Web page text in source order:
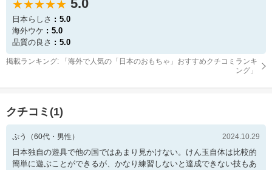
★★★★★ 5.0
日本らしさ
5.0
海外ウケ
5.0
品質の良さ
5.0
掲載ランキング: 「 海外で人気の「日本のおもちゃ」おすすめクチコミランキ
ング 」
クチコミ(1)
ぷう （60代・ 男性 ） 2024.10.29
日本独自の遊具で他の国ではあまり見かけない。けん玉自体は比較的
簡単に遊ぶことができるが、かなり練習しないと達成できない技もあ